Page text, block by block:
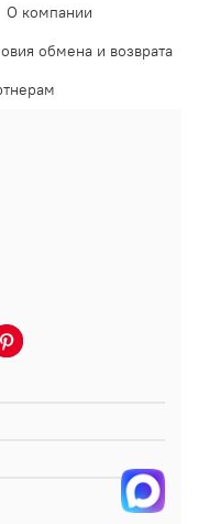
О компании
обмена и возврата